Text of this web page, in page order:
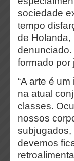
sociedade
tempo
de Holanda,
formado por
“A arte é
na atual
classes.
nossos
subjugados,
devemos